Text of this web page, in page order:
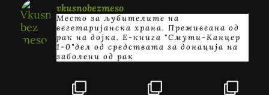
vkusnobezmeso
Место за љубителите на
вегетаријанска храна. Преживеана од
рак на дојка. E-книга "Смути-Канцер
1-0"дел од средствата за донација на
заболени од рак